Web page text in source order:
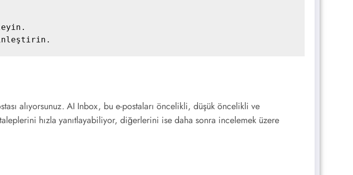
alıyorsunuz. AI Inbox, bu e-postaları öncelikli, düşük öncelikli ve
hızla yanıtlayabiliyor, diğerlerini ise daha sonra incelemek üzere